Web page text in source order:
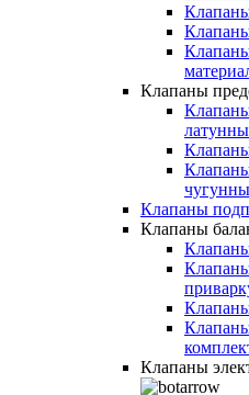
Клапаны
Клапаны
Клапаны
Клапаны